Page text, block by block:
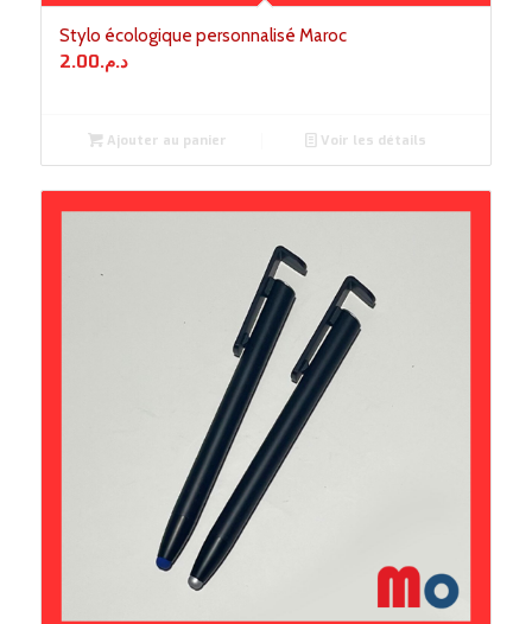
Stylo écologique personnalisé Maroc
د.م.2.00
Ajouter au panier Voir les détails